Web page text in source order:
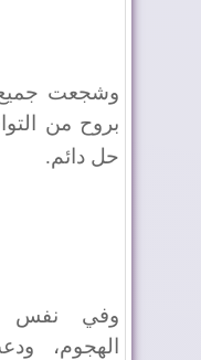
وشجعت جميع
بروح من
حل دائم.
وفي نفس
الهجوم،